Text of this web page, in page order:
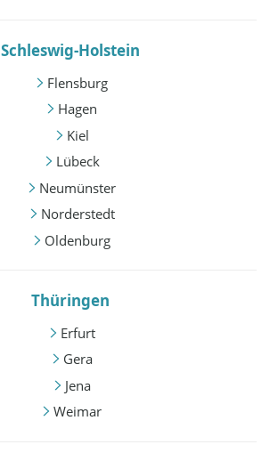
Schleswig-Holstein
Flensburg
Hagen
Kiel
Lübeck
Neumünster
Norderstedt
Oldenburg
Thüringen
Erfurt
Gera
Jena
Weimar